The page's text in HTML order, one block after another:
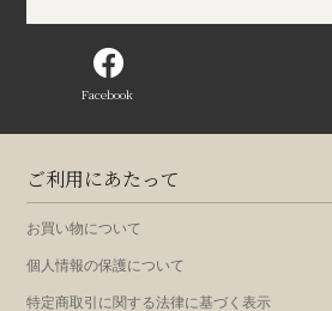
Facebook
ご利用にあたって
お買い物について
個人情報の保護について
特定商取引に関する法律に基づく表示